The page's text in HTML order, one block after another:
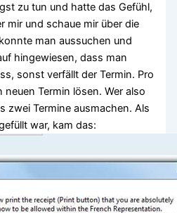
zu tun und hatte das Gefühl,
mir und schaue mir über die
man aussuchen und
hingewiesen, dass man
sonst verfällt der Termin. Pro
Termin lösen. Wer also
zwei Termine ausmachen. Als
war, kam das: